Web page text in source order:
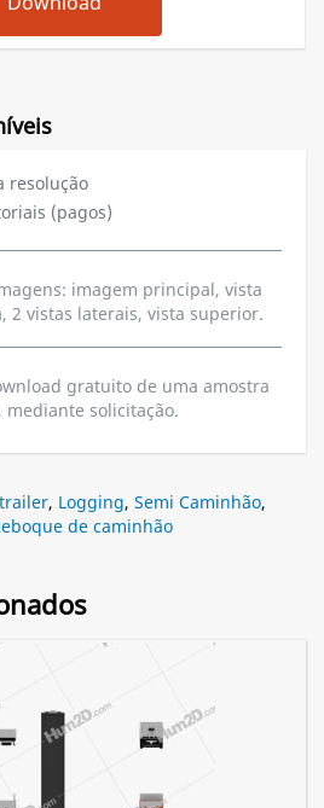
resolução
(pagos)
imagem principal, vista
2 vistas laterais, vista superior.
gratuito de uma amostra
solicitação.
, Logging, Semi Caminhão,
de caminhão